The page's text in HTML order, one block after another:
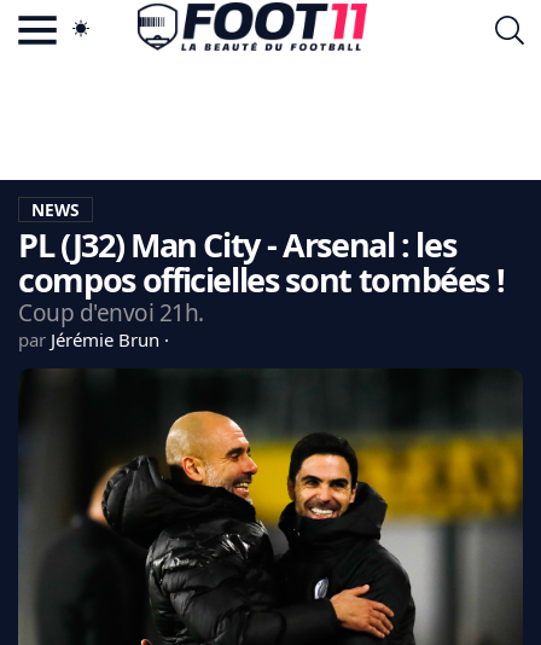
LA CHARTE
VIE PRIVÉE
CGU
CONTACTEZ-NOUS
LIGUE 1
FC BARCELONE
MANCHESTER UNITED
NEWS
PL (J32) Man City - Arsenal : les
compos officielles sont tombées !
Coup d'envoi 21h.
par Jérémie Brun